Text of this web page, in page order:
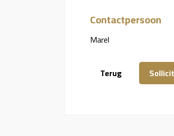
Contactpersoon
Marel